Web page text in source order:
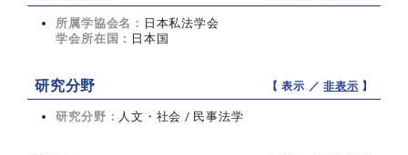
所属学協会名： 日本私法学会
学会所在国： 日本国
研究分野 【 表示 ／非表示 】
研究分野： 人文・社会 / 民事法学